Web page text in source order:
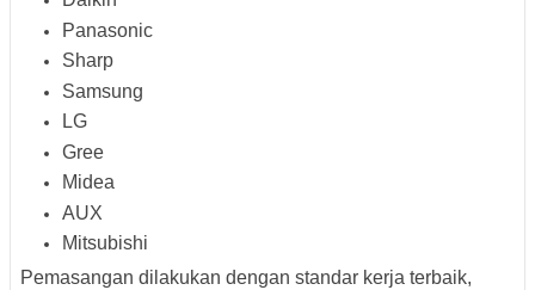
Panasonic
Sharp
Samsung
LG
Gree
Midea
AUX
Mitsubishi
Pemasangan dilakukan dengan standar kerja terbaik,